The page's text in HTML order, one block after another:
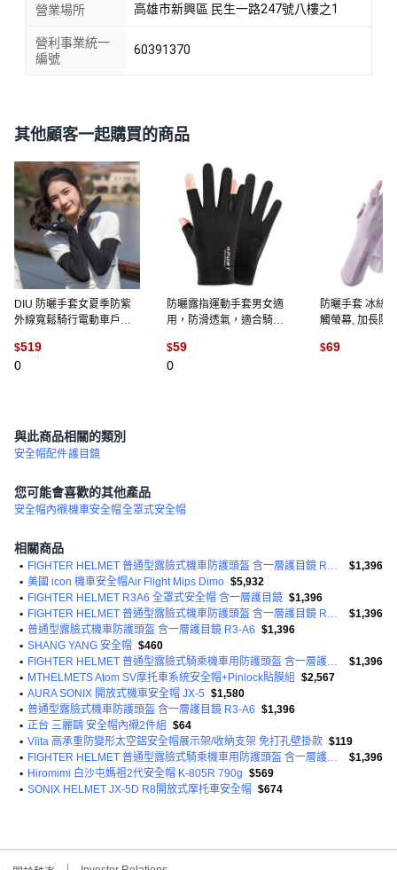
營業場所 高雄市新興區 民生一路247號八樓之1
營利事業統一
編號
60391370
其他顧客一起購買的商品
DIU 防曬手套女夏季防紫
外線寬鬆騎行電動車戶外
$519
0
防曬露指運動手套男女適
用，防滑透氣，適合騎車
$59
0
防曬手套 冰絲
觸螢幕, 加長防
$69
與此商品相關的類別
安全帽配件護目鏡
您可能會喜歡的其他產品
安全帽內襯機車安全帽全罩式安全帽
相關商品
•
$1,396
• 美國 icon 機車安全帽Air Flight Mips Dimo $5,932
• FIGHTER HELMET R3A6 全罩式安全帽 含一層護目鏡 $1,396
•
$1,396
• 普通型露臉式機車防護頭盔 含一層護目鏡 R3-A6 $1,396
• SHANG YANG 安全帽 $460
•
$1,396
• MTHELMETS Atom SV摩托車系統安全帽+Pinlock貼膜組
$2,567
• AURA SONIX 開放式機車安全帽 JX-5 $1,580
• 普通型露臉式機車防護頭盔 含一層護目鏡 R3-A6 $1,396
• 正台 三麗鷗 安全帽內襯2件組
$64
• Viita 高承重防變形太空鋁安全帽展示架/收納支架 免打孔壁掛款 $119
•
$1,396
• Hiromimi 白沙屯媽祖2代安全帽 K-805R 790g $569
• SONIX HELMET JX-5D R8開放式摩托車安全帽 $674